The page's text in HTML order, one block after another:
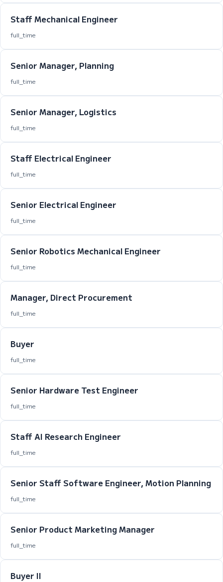
Staff Mechanical Engineer
full_time
Senior Manager, Planning
full_time
Senior Manager, Logistics
full_time
Staff Electrical Engineer
full_time
Senior Electrical Engineer
full_time
Senior Robotics Mechanical Engineer
full_time
Manager, Direct Procurement
full_time
Buyer
full_time
Senior Hardware Test Engineer
full_time
Staff AI Research Engineer
full_time
Senior Staff Software Engineer, Motion Planning
full_time
Senior Product Marketing Manager
full_time
Buyer II